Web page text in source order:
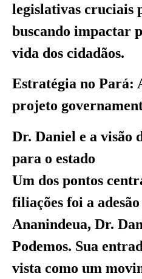
legislativas cruciais
buscando impactar
vida dos cidadãos.
Estratégia no Pará:
projeto
Dr. Daniel e a visão
para o estado
Um dos pontos
filiações foi a
Ananindeua, Dr.
Podemos. Sua
vista como um